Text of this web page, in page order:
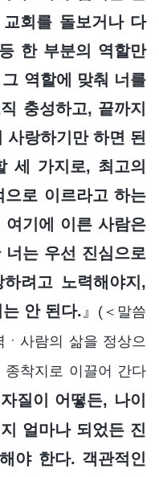
회를 돌보거나 다
한 부분의 역할만
역할에 맞춰 너를
충성하고, 끝까지
사랑하기만 하면 된
세 가지로, 최고의
으로 이르라고 하는
기에 이른 사람은
는 우선 진심으로
려고 노력해야지,
안 된다. 』 (＜말씀
사람의 삶을 정상으
종착지로 이끌어 간다
질이 어떻든, 나이
얼마나 되었든 진
야 한다. 객관적인